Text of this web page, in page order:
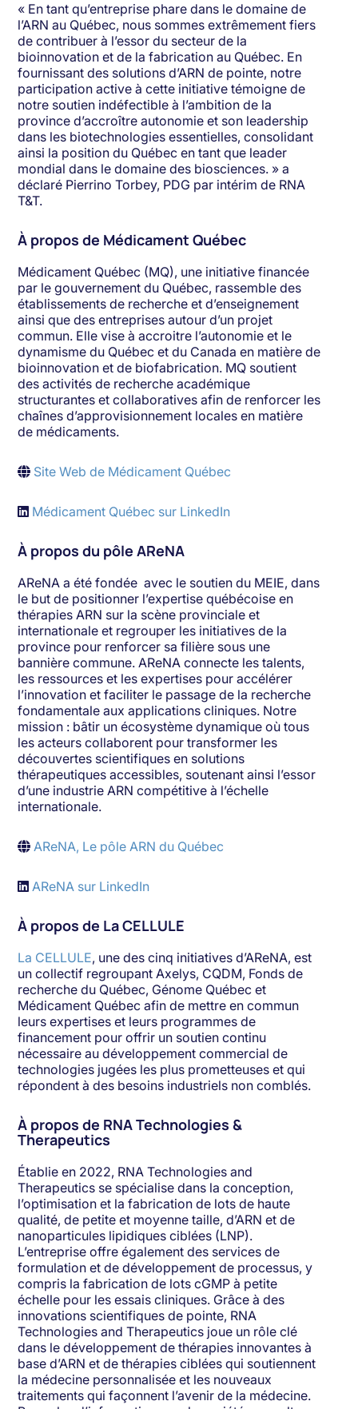
« En tant qu’entreprise phare dans le domaine de
l’ARN au Québec, nous sommes extrêmement fiers
de contribuer à l’essor du secteur de la
bioinnovation et de la fabrication au Québec. En
fournissant des solutions d’ARN de pointe, notre
participation active à cette initiative témoigne de
notre soutien indéfectible à l’ambition de la
province d’accroître autonomie et son leadership
dans les biotechnologies essentielles, consolidant
ainsi la position du Québec en tant que leader
mondial dans le domaine des biosciences. » a
déclaré Pierrino Torbey, PDG par intérim de RNA
T&T.
À propos de Médicament Québec
Médicament Québec (MQ), une initiative financée
par le gouvernement du Québec, rassemble des
établissements de recherche et d’enseignement
ainsi que des entreprises autour d’un projet
commun. Elle vise à accroitre l’autonomie et le
dynamisme du Québec et du Canada en matière de
bioinnovation et de biofabrication. MQ soutient
des activités de recherche académique
structurantes et collaboratives afin de renforcer les
chaînes d’approvisionnement locales en matière
de médicaments.
Site Web de Médicament Québec
Médicament Québec sur LinkedIn
À propos du pôle AReNA
AReNA a été fondée avec le soutien du MEIE, dans
le but de positionner l’expertise québécoise en
thérapies ARN sur la scène provinciale et
internationale et regrouper les initiatives de la
province pour renforcer sa filière sous une
bannière commune. AReNA connecte les talents,
les ressources et les expertises pour accélérer
l’innovation et faciliter le passage de la recherche
fondamentale aux applications cliniques. Notre
mission : bâtir un écosystème dynamique où tous
les acteurs collaborent pour transformer les
découvertes scientifiques en solutions
thérapeutiques accessibles, soutenant ainsi l’essor
d’une industrie ARN compétitive à l’échelle
internationale.
AReNA, Le pôle ARN du Québec
AReNA sur LinkedIn
À propos de La CELLULE
La CELLULE, une des cinq initiatives d’AReNA, est
un collectif regroupant Axelys, CQDM, Fonds de
recherche du Québec, Génome Québec et
Médicament Québec afin de mettre en commun
leurs expertises et leurs programmes de
financement pour offrir un soutien continu
nécessaire au développement commercial de
technologies jugées les plus prometteuses et qui
répondent à des besoins industriels non comblés.
À propos de RNA Technologies &
Therapeutics
Établie en 2022, RNA Technologies and
Therapeutics se spécialise dans la conception,
l’optimisation et la fabrication de lots de haute
qualité, de petite et moyenne taille, d’ARN et de
nanoparticules lipidiques ciblées (LNP).
L’entreprise offre également des services de
formulation et de développement de processus, y
compris la fabrication de lots cGMP à petite
échelle pour les essais cliniques. Grâce à des
innovations scientifiques de pointe, RNA
Technologies and Therapeutics joue un rôle clé
dans le développement de thérapies innovantes à
base d’ARN et de thérapies ciblées qui soutiennent
la médecine personnalisée et les nouveaux
traitements qui façonnent l’avenir de la médecine.